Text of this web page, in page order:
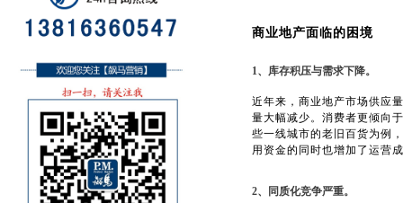
商业地产面临的困境
1、库存积压与需求下降。
近年来，商业地产市场供应
量大幅减少。消费者更倾向
些一线城市的老旧百货为例
用资金的同时也增加了运营
2、同质化竞争严重。